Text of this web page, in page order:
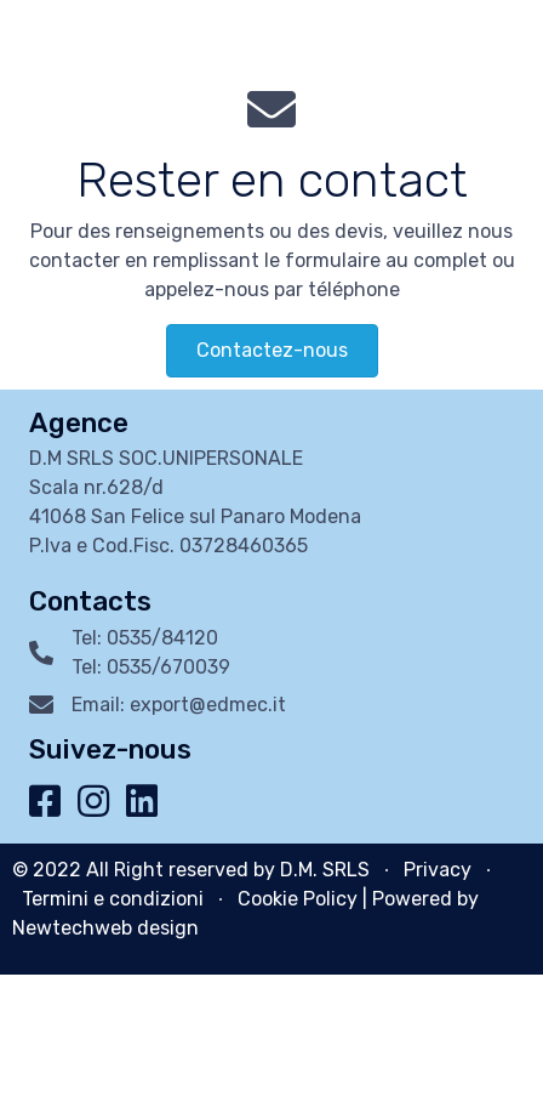
Rester en contact
Pour des renseignements ou des devis, veuillez nous
contacter en remplissant le formulaire au complet ou
appelez-nous par téléphone
Contactez-nous
Agence
D.M SRLS SOC.UNIPERSONALE
Scala nr.628/d
41068 San Felice sul Panaro Modena
P.Iva e Cod.Fisc. 03728460365
Contacts
Tel: 0535/84120
Tel: 0535/670039
Email: export@edmec.it
Suivez-nous
© 2022 All Right reserved by D.M. SRLS ∙ Privacy ∙
Termini e condizioni ∙ Cookie Policy | Powered by
Newtechweb design